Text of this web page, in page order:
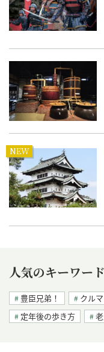
NEW
人気のキーワード
豊臣兄弟！ クルマ
定年後の歩き方